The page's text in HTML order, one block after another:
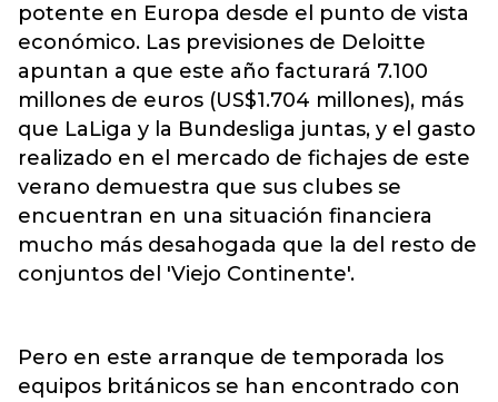
potente en Europa desde el punto de vista
económico. Las previsiones de Deloitte
apuntan a que este año facturará 7.100
millones de euros (US$1.704 millones), más
que LaLiga y la Bundesliga juntas, y el gasto
realizado en el mercado de fichajes de este
verano demuestra que sus clubes se
encuentran en una situación financiera
mucho más desahogada que la del resto de
conjuntos del 'Viejo Continente'.
Pero en este arranque de temporada los
equipos británicos se han encontrado con